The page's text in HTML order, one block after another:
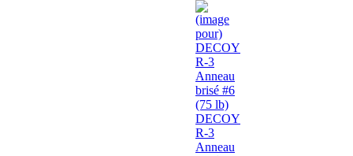
DECOY
R-3
Anneau